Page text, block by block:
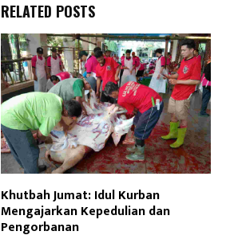
RELATED POSTS
Khutbah Jumat: Idul Kurban
Mengajarkan Kepedulian dan
Pengorbanan